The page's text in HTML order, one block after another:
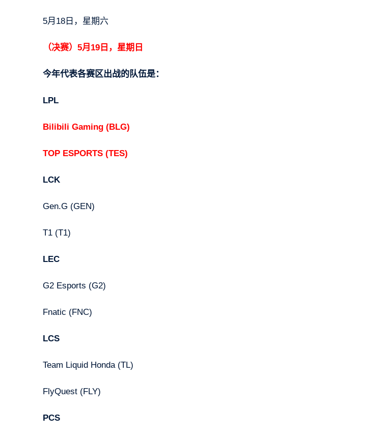
5月18日，星期六
（决赛）5月19日，星期日
今年代表各赛区出战的队伍是：
LPL
Bilibili Gaming (BLG)
TOP ESPORTS (TES)
LCK
Gen.G (GEN)
T1 (T1)
LEC
G2 Esports (G2)
Fnatic (FNC)
LCS
Team Liquid Honda (TL)
FlyQuest (FLY)
PCS